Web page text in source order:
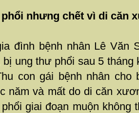
nhưng chết vì di căn
đình bệnh nhân Lê Văn
ung thư phổi sau 5 tháng
con gái bệnh nhân cho
năm và mất do di căn
giai đoạn muộn không